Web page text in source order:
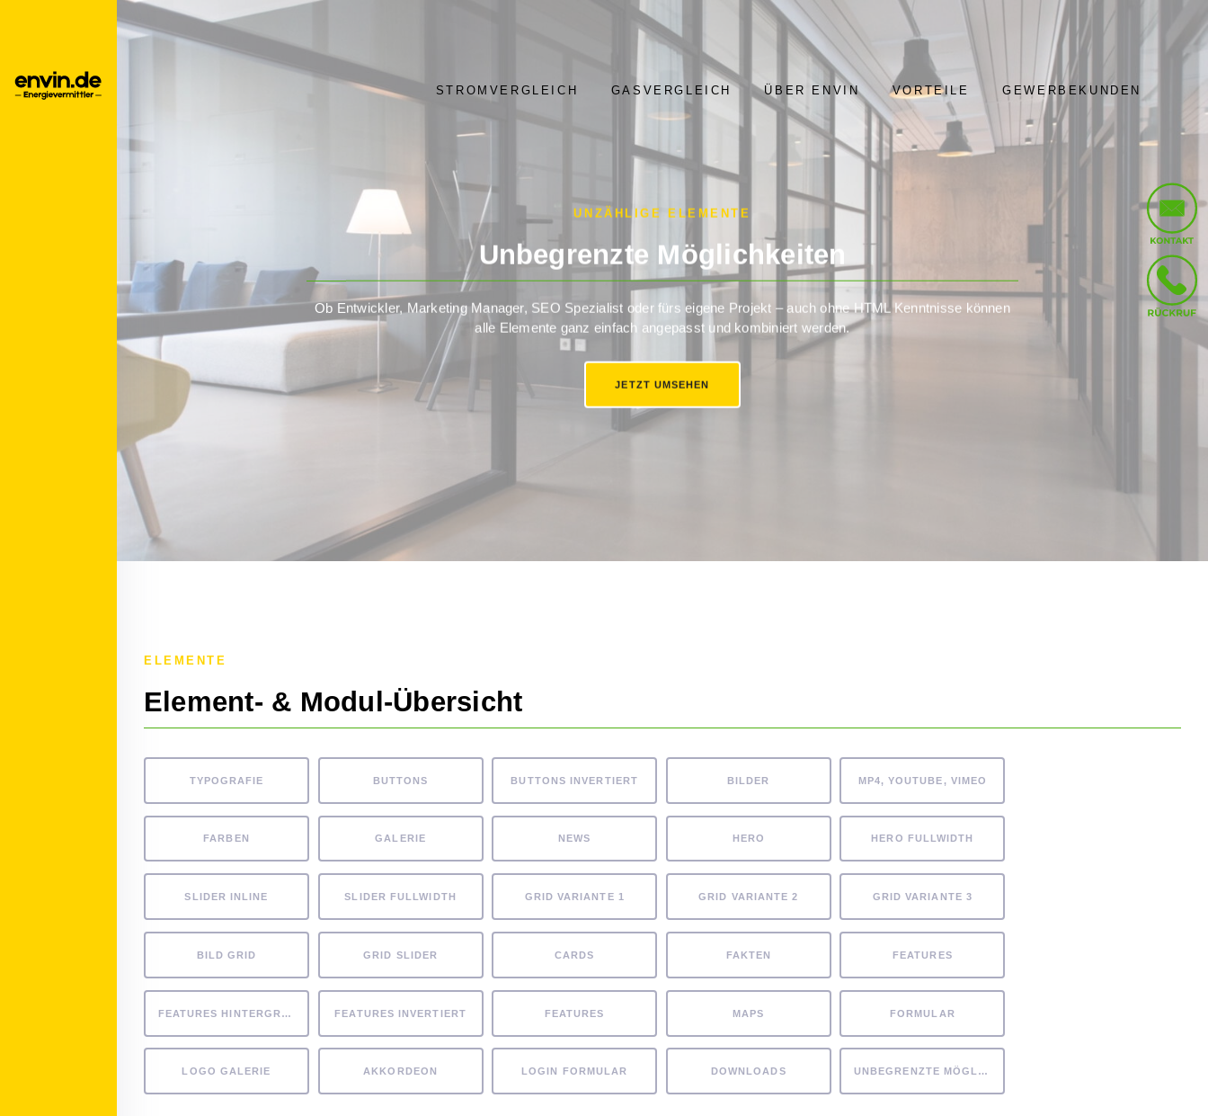
STROMVERGLEICH GASVERGLEICH ÜBER ENVIN VORTEILE GEWERBEKUNDEN
UNZÄHLIGE ELEMENTE
Unbegrenzte Möglichkeiten
Ob Entwickler, Marketing Manager, SEO Spezialist oder fürs eigene Projekt – auch ohne HTML Kenntnisse können
alle Elemente ganz einfach angepasst und kombiniert werden.
JETZT UMSEHEN
ELEMENTE
Element- & Modul-Übersicht
TYPOGRAFIE BUTTONS BUTTONS INVERTIERT BILDER MP4, YOUTUBE, VIMEO
FARBEN GALERIE NEWS HERO HERO FULLWIDTH
SLIDER INLINE SLIDER FULLWIDTH GRID VARIANTE 1 GRID VARIANTE 2 GRID VARIANTE 3
BILD GRID GRID SLIDER CARDS FAKTEN FEATURES
FEATURES HINTERGRUND FEATURES INVERTIERT FEATURES MAPS FORMULAR
LOGO GALERIE AKKORDEON LOGIN FORMULAR DOWNLOADS UNBEGRENZTE MÖGLICHKEITEN